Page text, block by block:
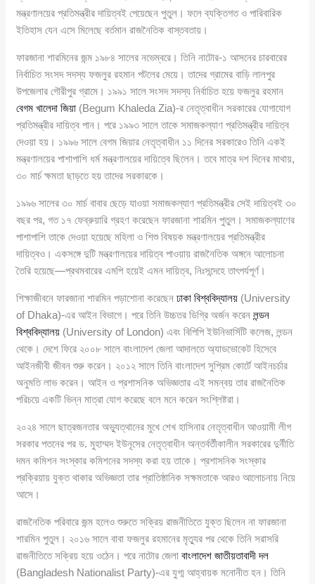
মন্ত্রণালয়ের প্রতিমন্ত্রীর দায়িত্বই পেয়েছেন পুতুল। ফলে ব্যক্তিগত ও পারিবারিক
ইতিহাস যেন এসে মিলেছে বর্তমান রাজনৈতিক বাস্তবতায়।
ফারজানা শারমিনের জন্ম ১৯৮৪ সালের নভেম্বরে। তিনি নাটোর-১ আসনের চারবারের
নির্বাচিত সংসদ সদস্য ফজলুর রহমান পটলের মেয়ে। তাদের গ্রামের বাড়ি লালপুর
উপজেলার গৌরীপুর গ্রামে। ১৯৯১ সালে সংসদ সদস্য নির্বাচিত হয়ে ফজলুর রহমান
বেগম খালেদা জিয়া (Begum Khaleda Zia)-র নেতৃত্বাধীন সরকারের যোগাযোগ
প্রতিমন্ত্রীর দায়িত্ব পান। পরে ১৯৯৩ সালে তাকে সমাজকল্যাণ প্রতিমন্ত্রীর দায়িত্ব
দেওয়া হয়। ১৯৯৬ সালে বেগম জিয়ার নেতৃত্বাধীন ১১ দিনের সরকারেও তিনি একই
মন্ত্রণালয়ের পাশাপাশি ধর্ম মন্ত্রণালয়ের দায়িত্বে ছিলেন। তবে মাত্র দশ দিনের মাথায়,
৩০ মার্চ ক্ষমতা ছাড়তে হয় তাদের সরকারকে।
১৯৯৬ সালের ৩০ মার্চ বাবার ছেড়ে যাওয়া সমাজকল্যাণ প্রতিমন্ত্রীর সেই দায়িত্বই ৩০
বছর পর, গত ১৭ ফেব্রুয়ারি গ্রহণ করেছেন ফারজানা শারমিন পুতুল। সমাজকল্যাণের
পাশাপাশি তাকে দেওয়া হয়েছে মহিলা ও শিশু বিষয়ক মন্ত্রণালয়ের প্রতিমন্ত্রীর
দায়িত্বও। একসঙ্গে দুটি মন্ত্রণালয়ের দায়িত্ব পাওয়ায় রাজনৈতিক অঙ্গনে আলোচনা
তৈরি হয়েছে—প্রথমবারের এমপি হয়েই এমন দায়িত্ব, নিঃসন্দেহে তাৎপর্যপূর্ণ।
শিক্ষাজীবনে ফারজানা শারমিন পড়াশোনা করেছেনঢাকা বিশ্ববিদ্যালয় (University
of Dhaka)-এর আইন বিভাগে। পরে তিনি উচ্চতর ডিগ্রি অর্জন করেনলন্ডন
বিশ্ববিদ্যালয় (University of London) এবং বিপিপি ইউনিভার্সিটি কলেজ, লন্ডন
থেকে। দেশে ফিরে ২০০৮ সালে বাংলাদেশ জেলা আদালতে অ্যাডভোকেট হিসেবে
আইনজীবী জীবন শুরু করেন। ২০১২ সালে তিনি বাংলাদেশ সুপ্রিম কোর্টে আইনচর্চার
অনুমতি লাভ করেন। আইন ও প্রশাসনিক অভিজ্ঞতার এই সমন্বয় তার রাজনৈতিক
পরিচয়ে একটি ভিন্ন মাত্রা যোগ করেছে বলে মনে করেন সংশ্লিষ্টরা।
২০২৪ সালে ছাত্রজনতার অভ্যুত্থানের মুখে শেখ হাসিনার নেতৃত্বাধীন আওয়ামী লীগ
সরকার পতনের পর ড. মুহাম্মদ ইউনূসের নেতৃত্বাধীন অন্তর্বর্তীকালীন সরকারের দুর্নীতি
দমন কমিশন সংস্কার কমিশনের সদস্য করা হয় তাকে। প্রশাসনিক সংস্কার
প্রক্রিয়ায় যুক্ত থাকার অভিজ্ঞতা তার প্রাতিষ্ঠানিক সক্ষমতাকে আরও আলোচনায় নিয়ে
আসে।
রাজনৈতিক পরিবারে জন্ম হলেও শুরুতে সক্রিয় রাজনীতিতে যুক্ত ছিলেন না ফারজানা
শারমিন পুতুল। ২০১৬ সালে বাবা ফজলুর রহমানের মৃত্যুর পর থেকে তিনি সরাসরি
রাজনীতিতে সক্রিয় হয়ে ওঠেন। পরে নাটোর জেলাবাংলাদেশ জাতীয়তাবাদী দল
(Bangladesh Nationalist Party)-এর যুগ্ম আহ্বায়ক মনোনীত হন। তিনি